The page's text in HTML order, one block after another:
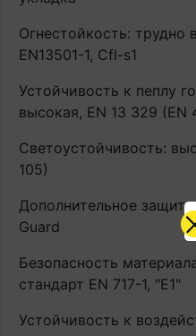
Огнестойкость: трудно
EN13501-1, Cfl-s1
Устойчивость к пеплу
высокая, EN 13 329 (EN
Светоустойчивость:
105)
Дополнительное
Guard
Безопасность
стандарт EN 717-1, "E1"
Устойчивость к